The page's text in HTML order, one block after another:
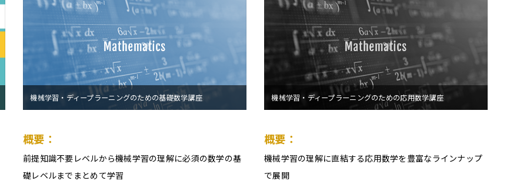
機械学習・ディープラーニングのための基礎数学講座
概要：
前提知識不要レベルから機械学習の理解に必須の数学の基
礎レベルまでまとめて学習
機械学習・ディープラーニングのための応用数学講座
概要：
機械学習の理解に直結する応用数学を豊富なラインナップ
で展開